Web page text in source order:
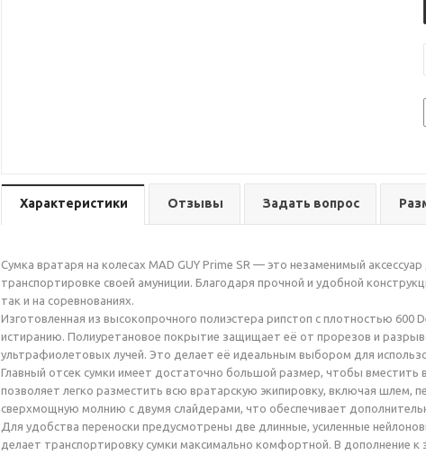
Характеристики Отзывы Задать вопрос
Сумка вратаря на колесах MAD GUY Prime SR — это незаменимый
транспортировке своей амуниции. Благодаря прочной и удобной
так и на соревнованиях.
Изготовленная из высокопрочного полиэстера рипстоп с плотностью 600
истиранию. Полиуретановое покрытие защищает её от прорезов и
ультрафиолетовых лучей. Это делает её идеальным выбором для
Главный отсек сумки имеет достаточно большой размер, чтобы
позволяет легко разместить всю вратарскую экипировку, включая шлем,
сверхмощную молнию с двумя слайдерами, что обеспечивает
Для удобства переноски предусмотрены две длинные, усиленные
делает транспортировку сумки максимально комфортной. В дополнение